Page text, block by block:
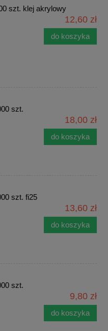
szt. klej akrylowy
12,60 zł
do koszyka
szt.
18,00 zł
do koszyka
szt. fi25
13,60 zł
do koszyka
szt.
9,80 zł
do koszyka